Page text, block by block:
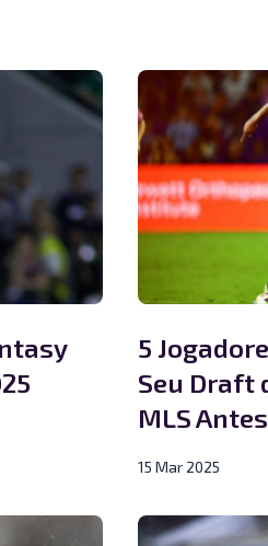
5
Seu Draft
MLS
15 Mar 2025